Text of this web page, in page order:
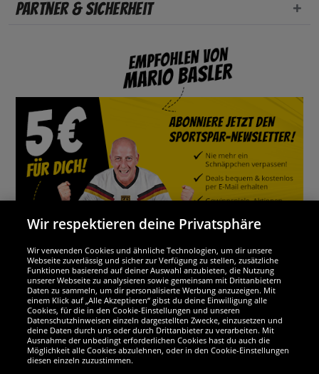
Partner & Sicherheit
Wir sind ausgezeichnet
Wir respektieren deine Privatsphäre
Wir verwenden Cookies und ähnliche Technologien, um dir unsere
Webseite zuverlässig und sicher zur Verfügung zu stellen, zusätzliche
Funktionen basierend auf deiner Auswahl anzubieten, die Nutzung
unserer Webseite zu analysieren sowie gemeinsam mit Drittanbietern
Daten zu sammeln, um dir personalisierte Werbung anzuzeigen. Mit
einem Klick auf „Alle Akzeptieren“ gibst du deine Einwilligung alle
Cookies, für die in den Cookie-Einstellungen und unseren
Datenschutzhinweisen einzeln dargestellten Zwecke, einzusetzen und
deine Daten durch uns oder durch Drittanbieter zu verarbeiten. Mit
Ausnahme der unbedingt erforderlichen Cookies hast du auch die
Möglichkeit alle Cookies abzulehnen, oder in den Cookie-Einstellungen
diesen einzeln zuzustimmen.